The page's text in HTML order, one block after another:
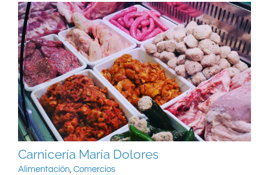
Carnicería María Dolores
Alimentación, Comercios